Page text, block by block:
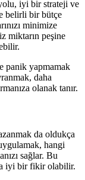
iyi bir strateji ve
belirli bir bütçe
minimize
miktarın peşine
panik yapmamak
daha
olanak tanır.
da oldukça
hangi
sağlar. Bu
iyi bir fikir olabilir.